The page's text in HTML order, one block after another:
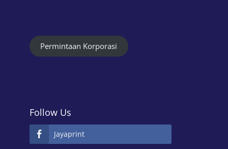
Permintaan Korporasi
Follow Us
Jayaprint